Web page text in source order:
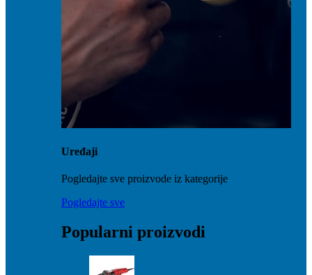
Uređaji
Pogledajte sve proizvode iz kategorije
Pogledajte sve
Popularni proizvodi